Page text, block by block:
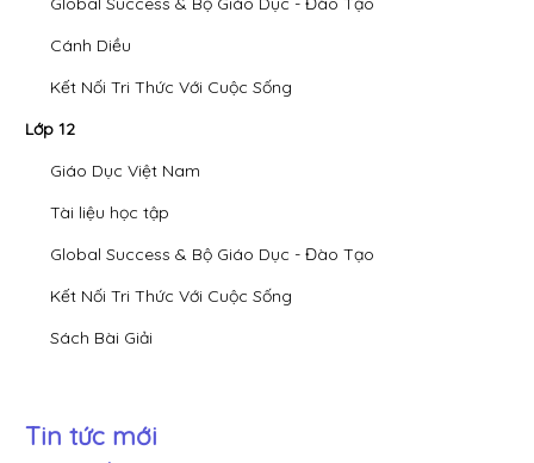
Cánh Diều
Kết Nối Tri Thức Với Cuộc Sống
Lớp 12
Giáo Dục Việt Nam
Tài liệu học tập
Global Success & Bộ Giáo Dục - Đào Tạo
Kết Nối Tri Thức Với Cuộc Sống
Sách Bài Giải
Tin tức mới